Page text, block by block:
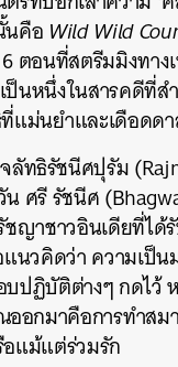
นคือ Wild Wild
ตอนที่สตรีมมิงทา
นหนึ่งในสารคดีที่ส
แม่นยำและเดือดด
ลัทธิรัชนีศปุรัม
ศรี รัชนีศ
ญาชาวอินเดียที่ได้
แนวคิดว่า ความเป็
ปฏิบัติต่างๆ กดไว้
กมาคือการทำสมา
แม้แต่ร่วมรัก